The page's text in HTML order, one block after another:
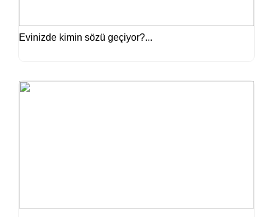
Evinizde kimin sözü geçiyor?...